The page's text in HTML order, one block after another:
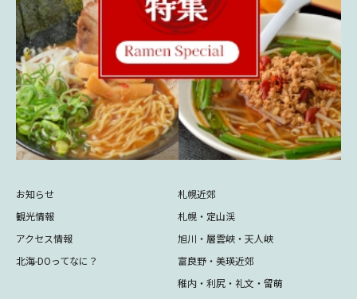
お知らせ
観光情報
アクセス情報
北海-DOってなに？
札幌近郊
札幌・定山渓
旭川・層雲峡・天人峡
富良野・美瑛近郊
稚内・利尻・礼文・留萌